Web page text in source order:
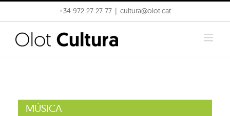
to
content
+34 972 27 27 77 cultura@olot.cat
MÚSICA